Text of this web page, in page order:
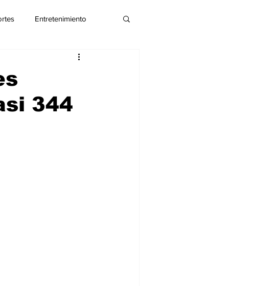
Entretenimiento
Cultura
344